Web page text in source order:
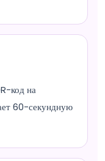
код на
60-секундную